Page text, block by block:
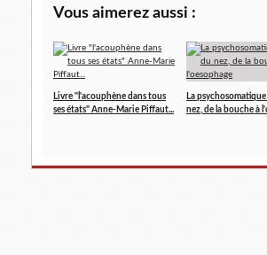
Vous aimerez aussi :
Livre "l'acouphène dans tous
ses états" Anne-Marie Piffaut...
La psychosomatique
nez, de la bouche à